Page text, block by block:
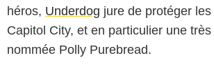
héros, Underdog jure de protéger
Capitol City, et en particulier une
nommée Polly Purebread.